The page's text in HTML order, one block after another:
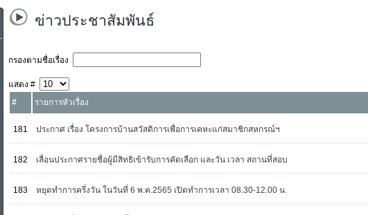
ข่าวประชาสัมพันธ์
กรองตามชื่อเรื่อง
แสดง #
#
รายการหัวเรื่อง
181 ประกาศ เรื่อง โครงการบ้านสวัสดิการเพื่อการเคหะแก่สมาชิกสหกรณ์ฯ
182 เลื่อนประกาศรายชื่อผู้มีสิทธิเข้ารับการคัดเลือก และวัน เวลา สถานที่สอบ
183 หยุดทำการครึ่งวัน ในวันที่ 6 พ.ค.2565 เปิดทำการเวลา 08.30-12.00 น.